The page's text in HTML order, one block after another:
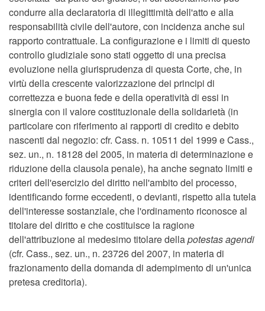
condurre alla declaratoria di illegittimità dell'atto e alla
responsabilità civile dell'autore, con incidenza anche sul
rapporto contrattuale. La configurazione e i limiti di questo
controllo giudiziale sono stati oggetto di una precisa
evoluzione nella giurisprudenza di questa Corte, che, in
virtù della crescente valorizzazione dei principi di
correttezza e buona fede e della operatività di essi in
sinergia con il valore costituzionale della solidarietà (in
particolare con riferimento ai rapporti di credito e debito
nascenti dal negozio: cfr. Cass. n. 10511 del 1999 e Cass.,
sez. un., n. 18128 del 2005, in materia di determinazione e
riduzione della clausola penale), ha anche segnato limiti e
criteri dell'esercizio del diritto nell'ambito del processo,
identificando forme eccedenti, o devianti, rispetto alla tutela
dell'interesse sostanziale, che l'ordinamento riconosce al
titolare del diritto e che costituisce la ragione
dell'attribuzione al medesimo titolare dellapotestas agendi
(cfr. Cass., sez. un., n. 23726 del 2007, in materia di
frazionamento della domanda di adempimento di un'unica
pretesa creditoria).